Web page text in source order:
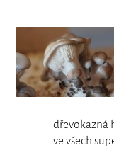
dřevokazná
ve všech